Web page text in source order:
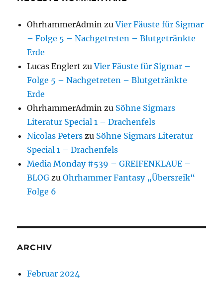
OhrhammerAdmin zuVier Fäuste für Sigmar
– Folge 5 – Nachgetreten – Blutgetränkte
Erde
Lucas Englert zuVier Fäuste für Sigmar –
Folge 5 – Nachgetreten – Blutgetränkte
Erde
OhrhammerAdmin zu Söhne Sigmars
Literatur Special 1 – Drachenfels
Nicolas Peters zu Söhne Sigmars Literatur
Special 1 – Drachenfels
Media Monday #539 – GREIFENKLAUE –
BLOG zuOhrhammer Fantasy „Übersreik“
Folge 6
ARCHIV
Februar 2024